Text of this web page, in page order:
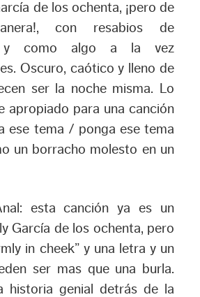
de los ochenta, ¡pero de
con resabios de
y como algo a la vez
Oscuro, caótico y lleno de
ser la noche misma. Lo
apropiado para una canción
ese tema / ponga ese tema
un borracho molesto en un
esta canción ya es un
García de los ochenta, pero
in cheek” y una letra y un
ser mas que una burla.
historia genial detrás de la